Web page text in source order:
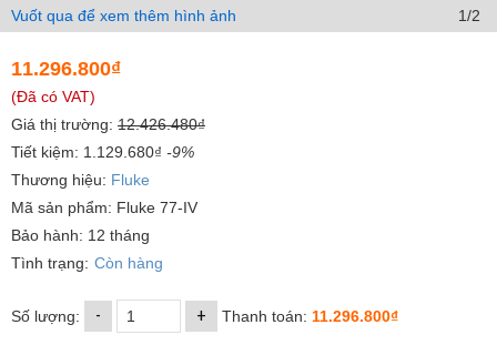
Vuốt qua để xem thêm hình ảnh 1/2
11.296.800₫
(Đã có VAT)
Giá thị trường: 12.426.480₫
Tiết kiệm: 1.129.680₫ -9%
Thương hiệu: Fluke
Mã sản phẩm: Fluke 77-IV
Bảo hành: 12 tháng
Tình trạng: Còn hàng
Số lượng: - + Thanh toán: 11.296.800₫